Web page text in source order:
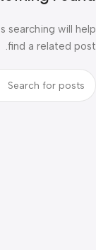
searching will help
find a related post.